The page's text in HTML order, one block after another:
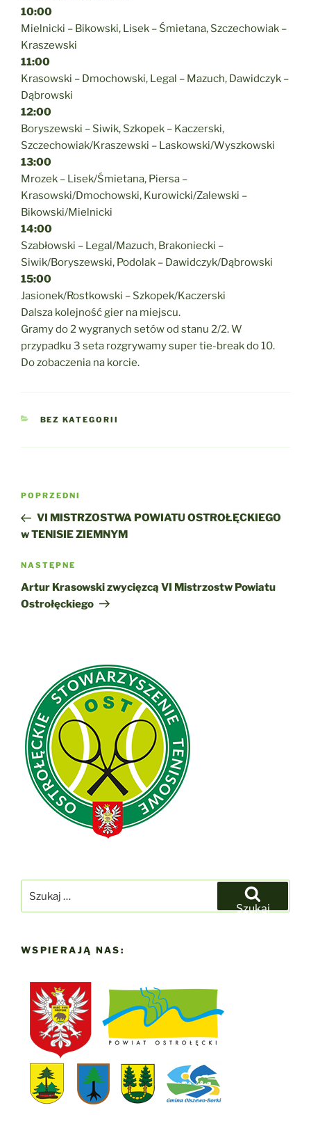
10:00
Mielnicki – Bikowski, Lisek – Śmietana, Szczechowiak –
Kraszewski
11:00
Krasowski – Dmochowski, Legal – Mazuch, Dawidczyk –
Dąbrowski
12:00
Boryszewski – Siwik, Szkopek – Kaczerski,
Szczechowiak/Kraszewski – Laskowski/Wyszkowski
13:00
Mrozek – Lisek/Śmietana, Piersa –
Krasowski/Dmochowski, Kurowicki/Zalewski –
Bikowski/Mielnicki
14:00
Szabłowski – Legal/Mazuch, Brakoniecki –
Siwik/Boryszewski, Podolak – Dawidczyk/Dąbrowski
15:00
Jasionek/Rostkowski – Szkopek/Kaczerski
Dalsza kolejność gier na miejscu.
Gramy do 2 wygranych setów od stanu 2/2. W
przypadku 3 seta rozgrywamy super tie-break do 10.
Do zobaczenia na korcie.
KATEGORIE
BEZ KATEGORII
Nawigacja
Poprzedni
wpis
POPRZEDNI
VI MISTRZOSTWA POWIATU OSTROŁĘCKIEGO
w TENISIE ZIEMNYM
Następny
wpis
NASTĘPNE
Artur Krasowski zwycięzcą VI Mistrzostw Powiatu
Ostrołęckiego
Szukaj
WSPIERAJĄ NAS: